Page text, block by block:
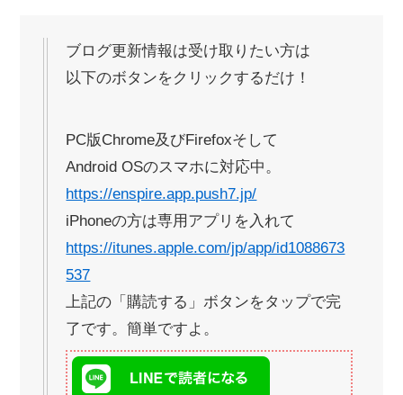
ブログ更新情報は受け取りたい方は
以下のボタンをクリックするだけ！
PC版Chrome及びFirefoxそして
Android OSのスマホに対応中。
https://enspire.app.push7.jp/
iPhoneの方は専用アプリを入れて
https://itunes.apple.com/jp/app/id1088673
537
上記の「購読する」ボタンをタップで完
了です。簡単ですよ。